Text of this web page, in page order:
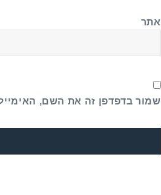
אתר
שמור בדפדפן זה את השם,